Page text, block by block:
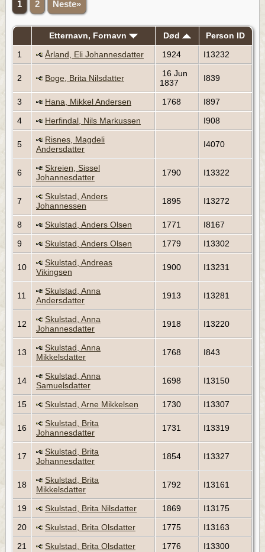
1 2 Neste»
Etternavn, Fornavn Død
Person ID
1
Årland, Eli Johannesdatter 1924 I13232
2 Boge, Brita Nilsdatter
16 Jun
1837
I839
3 Hana, Mikkel Andersen 1768
I897
4
Herfindal, Nils Markussen I908
5
Risnes, Magdeli
Andersdatter
I4070
6
Skreien, Sissel
Johannesdatter
1790 I13322
7
Skulstad, Anders
Johannessen
1895 I13272
8 Skulstad, Anders Olsen 1771
I8167
9
Skulstad, Anders Olsen 1779 I13302
10
Skulstad, Andreas
Vikingsen
1900 I13231
11
Skulstad, Anna
Andersdatter
1913 I13281
12
Skulstad, Anna
Johannesdatter
1918 I13220
13
Skulstad, Anna
Mikkelsdatter
1768 I843
14
Skulstad, Anna
Samuelsdatter
1698 I13150
15 Skulstad, Arne Mikkelsen 1730 I13307
16
Skulstad, Brita
Johannesdatter
1731 I13319
17
Skulstad, Brita
Johannesdatter
1854 I13327
18
Skulstad, Brita
Mikkelsdatter
1792 I13161
19 Skulstad, Brita Nilsdatter 1869
I13175
20
Skulstad, Brita Olsdatter 1775
I13163
21
Skulstad, Brita Olsdatter 1776
I13300